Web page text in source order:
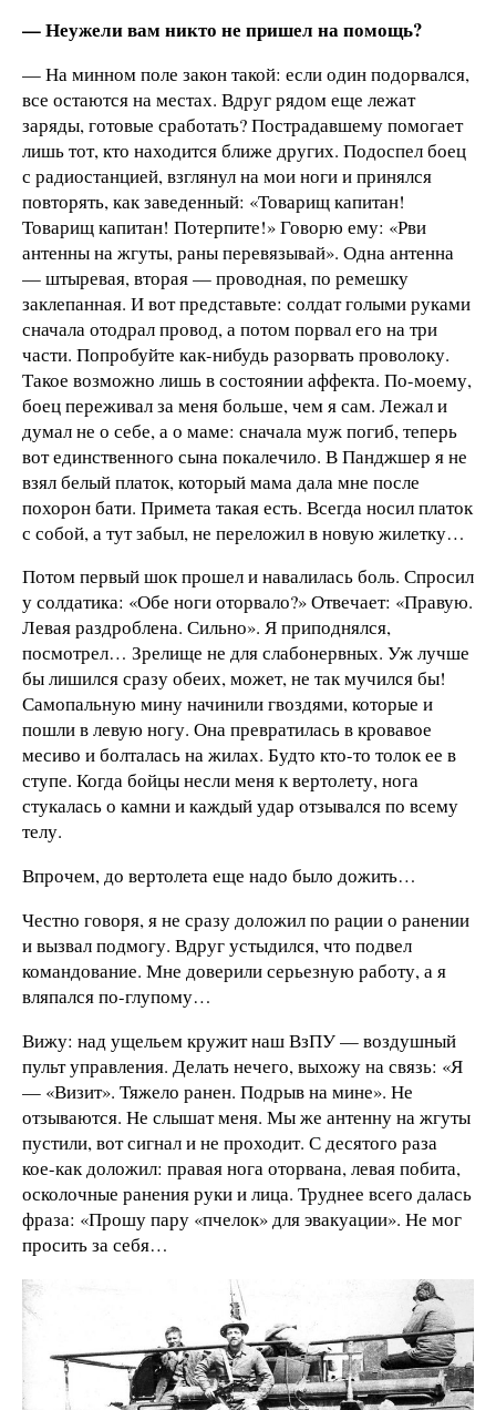
— Неужели вам никто не пришел на помощь?
— На минном поле закон такой: если один подорвался,
все остаются на местах. Вдруг рядом еще лежат
заряды, готовые сработать? Пострадавшему помогает
лишь тот, кто находится ближе других. Подоспел боец
с радиостанцией, взглянул на мои ноги и принялся
повторять, как заведенный: «Товарищ капитан!
Товарищ капитан! Потерпите!» Говорю ему: «Рви
антенны на жгуты, раны перевязывай». Одна антенна
— штыревая, вторая — проводная, по ремешку
заклепанная. И вот представьте: солдат голыми руками
сначала отодрал провод, а потом порвал его на три
части. Попробуйте как-нибудь разорвать проволоку.
Такое возможно лишь в состоянии аффекта. По-моему,
боец переживал за меня больше, чем я сам. Лежал и
думал не о себе, а о маме: сначала муж погиб, теперь
вот единственного сына покалечило. В Панджшер я не
взял белый платок, который мама дала мне после
похорон бати. Примета такая есть. Всегда носил платок
с собой, а тут забыл, не переложил в новую жилетку…
Потом первый шок прошел и навалилась боль. Спросил
у солдатика: «Обе ноги оторвало?» Отвечает: «Правую.
Левая раздроблена. Сильно». Я приподнялся,
посмотрел… Зрелище не для слабонервных. Уж лучше
бы лишился сразу обеих, может, не так мучился бы!
Самопальную мину начинили гвоздями, которые и
пошли в левую ногу. Она превратилась в кровавое
месиво и болталась на жилах. Будто кто-то толок ее в
ступе. Когда бойцы несли меня к вертолету, нога
стукалась о камни и каждый удар отзывался по всему
телу.
Впрочем, до вертолета еще надо было дожить…
Честно говоря, я не сразу доложил по рации о ранении
и вызвал подмогу. Вдруг устыдился, что подвел
командование. Мне доверили серьезную работу, а я
вляпался по-глупому…
Вижу: над ущельем кружит наш ВзПУ — воздушный
пульт управления. Делать нечего, выхожу на связь: «Я
— «Визит». Тяжело ранен. Подрыв на мине». Не
отзываются. Не слышат меня. Мы же антенну на жгуты
пустили, вот сигнал и не проходит. С десятого раза
кое-как доложил: правая нога оторвана, левая побита,
осколочные ранения руки и лица. Труднее всего далась
фраза: «Прошу пару «пчелок» для эвакуации». Не мог
просить за себя…